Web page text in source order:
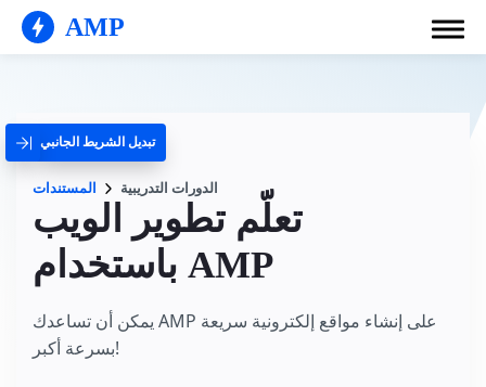
AMP
تبديل الشريط الجانبي
المستندات الدورات التدريبية
تعلّم تطوير الويب
باستخدام AMP
يمكن أن تساعدك AMP على إنشاء مواقع إلكترونية سريعة
بسرعة أكبر!